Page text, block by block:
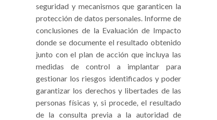
seguridad y mecanismos que garanticen la
protección de datos personales. Informe de
conclusiones de la Evaluación de Impacto
donde se documente el resultado obtenido
junto con el plan de acción que incluya las
medidas de control a implantar para
gestionar los riesgos identificados y poder
garantizar los derechos y libertades de las
personas físicas y, si procede, el resultado
de la consulta previa a la autoridad de